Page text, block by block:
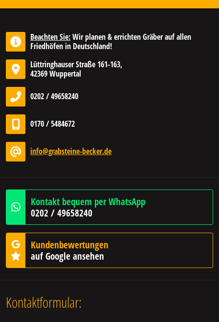
Beachten Sie:Wir planen & errichten Gräber auf allen
Friedhöfen in Deutschland!
Lüttringhauser Straße 161-163,
42369 Wuppertal
0202 / 49658240
0170 / 5484672
info@grabsteine-becker.de
Kontakt bequem per WhatsApp
0202 / 49658240
Kundenbewertungen
auf Google ansehen
Kontaktformular: